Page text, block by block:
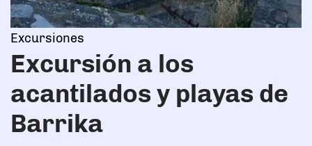
Excursiones
Excursión a los
acantilados y playas de
Barrika